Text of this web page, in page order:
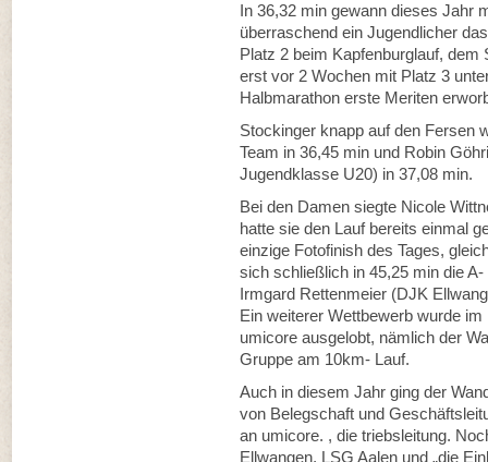
In 36,32 min gewann dieses Jahr
überraschend ein Jugendlicher
Platz 2 beim Kapfenburglauf, dem
erst vor 2 Wochen mit Platz 3
Halbmarathon erste Meriten
Stockinger knapp auf den Fersen
Team in 36,45 min und Robin
Jugendklasse U20) in 37,08 min.
Bei den Damen siegte Nicole
hatte sie den Lauf bereits einmal
einzige Fotofinish des Tages,
sich schließlich in 45,25 min die
Irmgard Rettenmeier (DJK
Ein weiterer Wettbewerb wurde
umicore ausgelobt, nämlich der
Gruppe am 10km- Lauf.
Auch in diesem Jahr ging der
von Belegschaft und
an umicore. , die triebsleitung.
Ellwangen, LSG Aalen und „die